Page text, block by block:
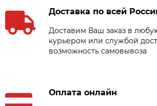
Доставка по всей
Доставим Ваш заказ в
курьером или службой
возможность самовывоза
Оплата онлайн